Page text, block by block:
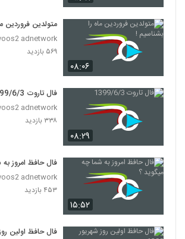
۰۸:۰۶
متولدین فروردین
adnetwork
۵۶۹ بازدید
۰۸:۲۹
فال تاروت 1399/6/3
adnetwork
۳۳۸ بازدید
۱۵:۵۲
فال حافظ امروز
adnetwork
۴۵۳ بازدید
فال حافظ اولین روز